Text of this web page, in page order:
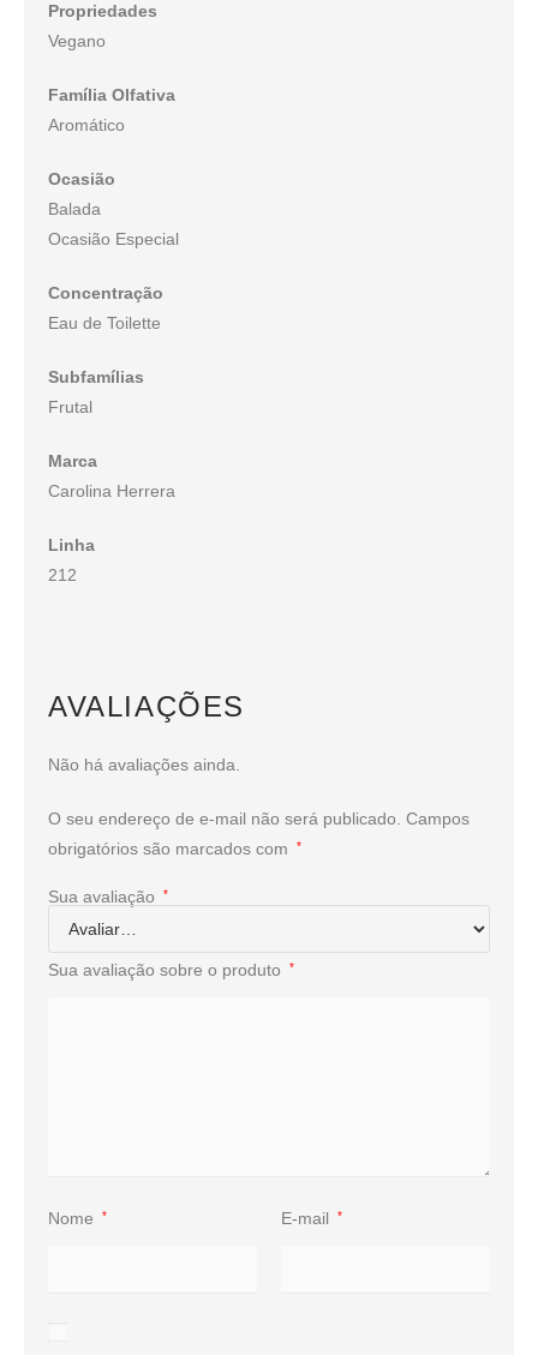
Propriedades
Vegano
Família Olfativa
Aromático
Ocasião
Balada
Ocasião Especial
Concentração
Eau de Toilette
Subfamílias
Frutal
Marca
Carolina Herrera
Linha
212
AVALIAÇÕES
Não há avaliações ainda.
O seu endereço de e-mail não será publicado. Campos
obrigatórios são marcados com
*
Sua avaliação *
Sua avaliação sobre o produto *
Nome * E-mail *